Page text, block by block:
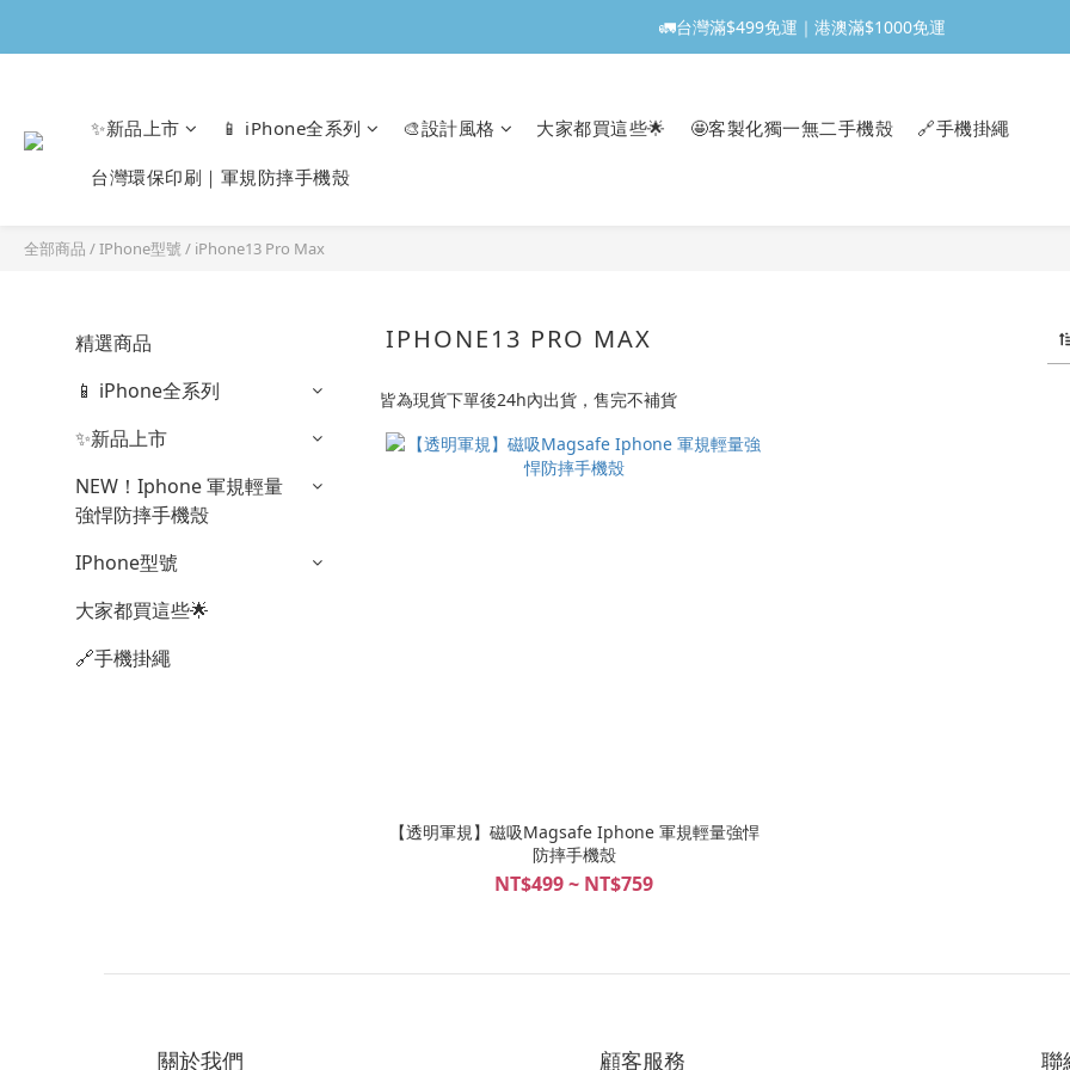
🚛台灣滿$499免運｜港澳滿$1000免運
✨新品上市 📱 iPhone全系列 🎨設計風格 大家都買這些🌟 🤩客製化獨一無二手機殼 🔗手機掛繩
台灣環保印刷｜軍規防摔手機殼
全部商品 /IPhone型號 / iPhone13 Pro Max
精選商品
📱 iPhone全系列
✨新品上市
NEW！Iphone 軍規輕量
強悍防摔手機殼
IPhone型號
大家都買這些🌟
🔗手機掛繩
IPHONE13 PRO MAX
皆為現貨下單後24h內出貨，售完不補貨
【透明軍規】磁吸Magsafe Iphone 軍規輕量強悍
防摔手機殼
NT$499 ~ NT$759
關於我們 顧客服務 聯